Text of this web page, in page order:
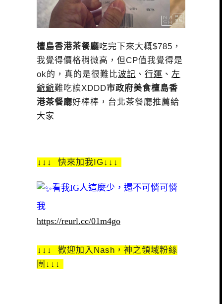
檀島香港茶餐廳吃完下來大概$785，
我覺得價格稍微高，但CP值我覺得是
ok的，真的是很難比波記 、 行運 、 左
爺爺難吃誒XDDD市政府美食檀島香
港茶餐廳好棒棒，台北茶餐廳推薦給
大家
↓↓↓ 快來加我IG↓↓↓
看我IG人這麼少，還不可憐可憐
我
https://reurl.cc/01m4go
↓↓↓ 歡迎加入Nash，神之領域粉絲
團↓↓↓